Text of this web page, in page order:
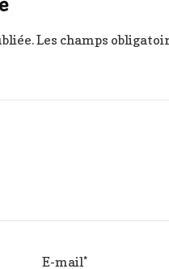
Les champs
E-mail*